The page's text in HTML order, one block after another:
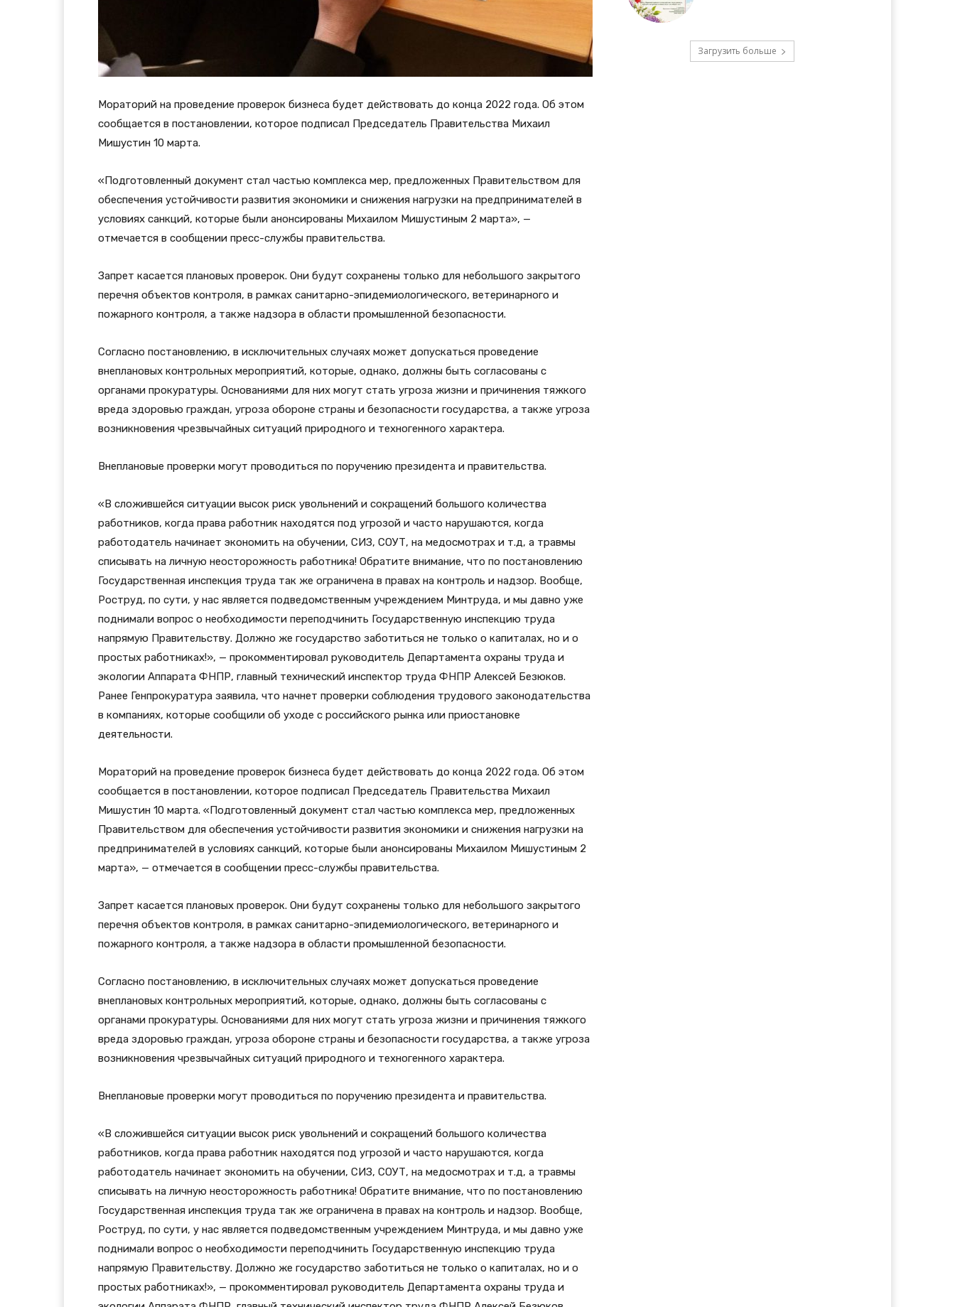
Мораторий на проведение проверок бизнеса будет действовать до конца 2022 года. Об этом
сообщается в постановлении, которое подписал Председатель Правительства Михаил
Мишустин 10 марта.
«Подготовленный документ стал частью комплекса мер, предложенных Правительством для
обеспечения устойчивости развития экономики и снижения нагрузки на предпринимателей в
условиях санкций, которые были анонсированы Михаилом Мишустиным 2 марта», —
отмечается в сообщении пресс-службы правительства.
Запрет касается плановых проверок. Они будут сохранены только для небольшого закрытого
перечня объектов контроля, в рамках санитарно-эпидемиологического, ветеринарного и
пожарного контроля, а также надзора в области промышленной безопасности.
Согласно постановлению, в исключительных случаях может допускаться проведение
внеплановых контрольных мероприятий, которые, однако, должны быть согласованы с
органами прокуратуры. Основаниями для них могут стать угроза жизни и причинения тяжкого
вреда здоровью граждан, угроза обороне страны и безопасности государства, а также угроза
возникновения чрезвычайных ситуаций природного и техногенного характера.
Внеплановые проверки могут проводиться по поручению президента и правительства.
«В сложившейся ситуации высок риск увольнений и сокращений большого количества
работников, когда права работник находятся под угрозой и часто нарушаются, когда
работодатель начинает экономить на обучении, СИЗ, СОУТ, на медосмотрах и т.д, а травмы
списывать на личную неосторожность работника! Обратите внимание, что по постановлению
Государственная инспекция труда так же ограничена в правах на контроль и надзор. Вообще,
Роструд, по сути, у нас является подведомственным учреждением Минтруда, и мы давно уже
поднимали вопрос о необходимости переподчинить Государственную инспекцию труда
напрямую Правительству. Должно же государство заботиться не только о капиталах, но и о
простых работниках!», — прокомментировал руководитель Департамента охраны труда и
экологии Аппарата ФНПР, главный технический инспектор труда ФНПР Алексей Безюков.
Ранее Генпрокуратура заявила, что начнет проверки соблюдения трудового законодательства
в компаниях, которые сообщили об уходе с российского рынка или приостановке
деятельности.
Мораторий на проведение проверок бизнеса будет действовать до конца 2022 года. Об этом
сообщается в постановлении, которое подписал Председатель Правительства Михаил
Мишустин 10 марта. «Подготовленный документ стал частью комплекса мер, предложенных
Правительством для обеспечения устойчивости развития экономики и снижения нагрузки на
предпринимателей в условиях санкций, которые были анонсированы Михаилом Мишустиным 2
марта», — отмечается в сообщении пресс-службы правительства.
Запрет касается плановых проверок. Они будут сохранены только для небольшого закрытого
перечня объектов контроля, в рамках санитарно-эпидемиологического, ветеринарного и
пожарного контроля, а также надзора в области промышленной безопасности.
Согласно постановлению, в исключительных случаях может допускаться проведение
внеплановых контрольных мероприятий, которые, однако, должны быть согласованы с
органами прокуратуры. Основаниями для них могут стать угроза жизни и причинения тяжкого
вреда здоровью граждан, угроза обороне страны и безопасности государства, а также угроза
возникновения чрезвычайных ситуаций природного и техногенного характера.
Внеплановые проверки могут проводиться по поручению президента и правительства.
«В сложившейся ситуации высок риск увольнений и сокращений большого количества
работников, когда права работник находятся под угрозой и часто нарушаются, когда
работодатель начинает экономить на обучении, СИЗ, СОУТ, на медосмотрах и т.д, а травмы
списывать на личную неосторожность работника! Обратите внимание, что по постановлению
Государственная инспекция труда так же ограничена в правах на контроль и надзор. Вообще,
Роструд, по сути, у нас является подведомственным учреждением Минтруда, и мы давно уже
поднимали вопрос о необходимости переподчинить Государственную инспекцию труда
напрямую Правительству. Должно же государство заботиться не только о капиталах, но и о
простых работниках!», — прокомментировал руководитель Департамента охраны труда и
Загрузить больше